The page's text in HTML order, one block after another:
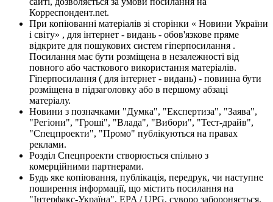
Корреспондент.net.
При копіюванні матеріалів зі сторінки « Новини України
і світу» , для інтернет - видань - обов'язкове пряме
відкрите для пошукових систем гіперпосилання .
Посилання має бути розміщена в незалежності від
повного або часткового використання матеріалів.
Гіперпосилання ( для інтернет - видань) - повинна бути
розміщена в підзаголовку або в першому абзаці
матеріалу.
Новини з позначками "Думка", "Експертиза", "Заява",
"Регіони", "Гроші", "Влада", "Вибори", "Тест-драйв",
"Спецпроекти", "Промо" публікуються на правах
реклами.
Розділ Спецпроекти створюється спільно з
комерційними партнерами.
Будь яке копіювання, публікація, передрук, чи наступне
поширення інформації, що містить посилання на
"Інтерфакс-Україна", EPA / UPG, суворо забороняється.